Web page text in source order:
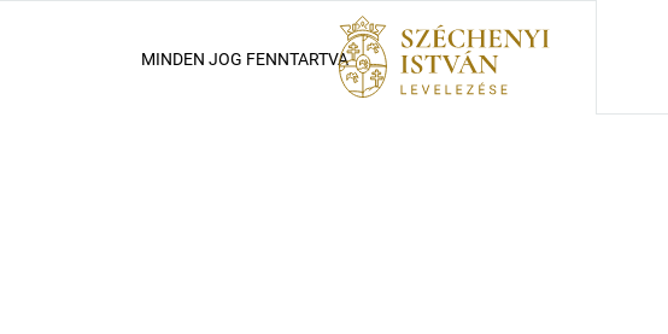
MINDEN JOG FENNTARTVA